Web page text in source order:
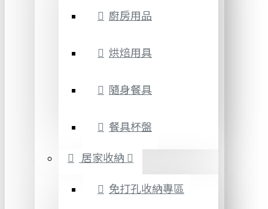
廚房用品
烘焙用具
隨身餐具
餐具杯盤
居家收納
免打孔收納專區